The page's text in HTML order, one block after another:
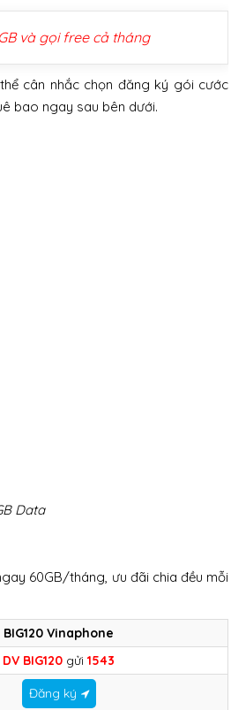
và gọi free cả tháng
cân nhắc chọn đăng ký gói cước
bao ngay sau bên dưới.
Data
60GB/tháng, ưu đãi chia đều mỗi
BIG120 Vinaphone
DV BIG120 gửi 1543
Đăng ký